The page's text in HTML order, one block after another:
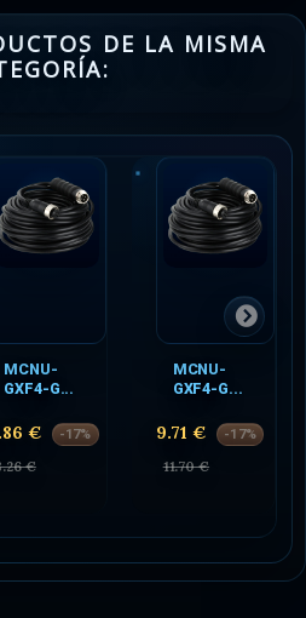
DE LA MISMA
MCNU-
GXF4-G...
€ -17%
€
MCNU-
GXF4-G...
9.71 € -17%
11.70 €